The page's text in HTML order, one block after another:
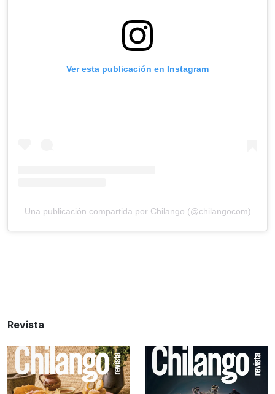
Ver esta publicación en Instagram
Una publicación compartida por Chilango (@chilangocom)
Revista